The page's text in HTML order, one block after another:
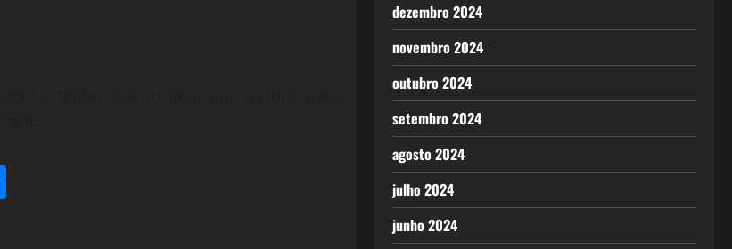
dezembro 2024
novembro 2024
outubro 2024
setembro 2024
agosto 2024
julho 2024
junho 2024